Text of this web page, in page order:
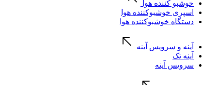
خوشبو کننده هوا
اسپری خوشبوکننده هوا
دستگاه خوشبوکننده هوا
آینه و سرویس آینه
آینه تک
سرویس آینه